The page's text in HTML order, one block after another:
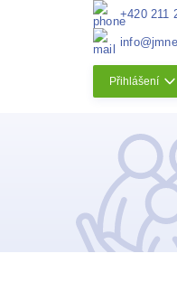
+420 211
Přihlášení